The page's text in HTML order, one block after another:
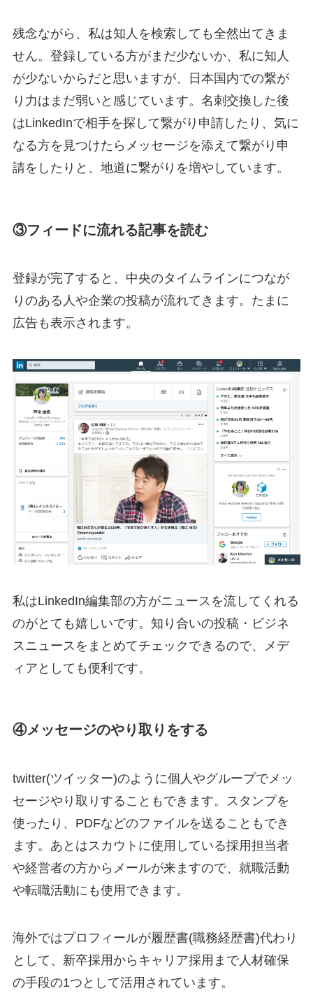
残念ながら、私は知人を検索しても全然出てきま
せん。登録している方がまだ少ないか、私に知人
が少ないからだと思いますが、日本国内での繋が
り力はまだ弱いと感じています。名刺交換した後
はLinkedInで相手を探して繋がり申請したり、気に
なる方を見つけたらメッセージを添えて繋がり申
請をしたりと、地道に繋がりを増やしています。
③フィードに流れる記事を読む
登録が完了すると、中央のタイムラインにつなが
りのある人や企業の投稿が流れてきます。たまに
広告も表示されます。
私はLinkedIn編集部の方がニュースを流してくれる
のがとても嬉しいです。知り合いの投稿・ビジネ
スニュースをまとめてチェックできるので、メデ
ィアとしても便利です。
④メッセージのやり取りをする
twitter(ツイッター)のように個人やグループでメッ
セージやり取りすることもできます。スタンプを
使ったり、PDFなどのファイルを送ることもでき
ます。あとはスカウトに使用している採用担当者
や経営者の方からメールが来ますので、就職活動
や転職活動にも使用できます。
海外ではプロフィールが履歴書(職務経歴書)代わり
として、新卒採用からキャリア採用まで人材確保
の手段の1つとして活用されています。